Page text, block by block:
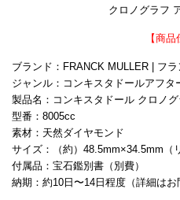
クロノグラフ
【商品
ブランド：FRANCK MULLER | フ
ジャンル：コンキスタドールアフタ
製品名：コンキスタドール クロノグ
型番：8005cc
素材：天然ダイヤモンド
サイズ：（約）48.5mm×34.5mm（
付属品：宝石鑑別書（別費）
納期：約10日〜14日程度（詳細はお